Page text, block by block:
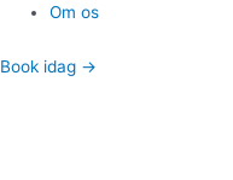
Om os
Book idag →